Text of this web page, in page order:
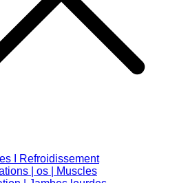
I Refroidissement
| os | Muscles